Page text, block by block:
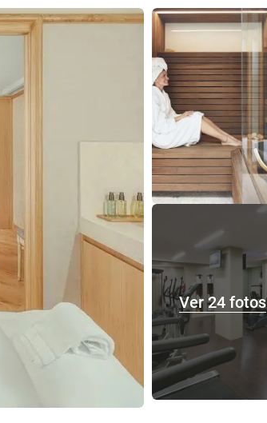
Ver 24 fotos
Ver 24 fotos